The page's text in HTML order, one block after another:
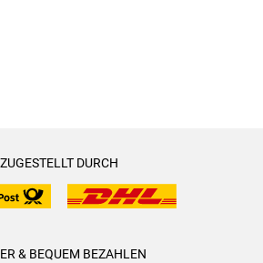
ZUGESTELLT DURCH
& BEQUEM BEZAHLEN